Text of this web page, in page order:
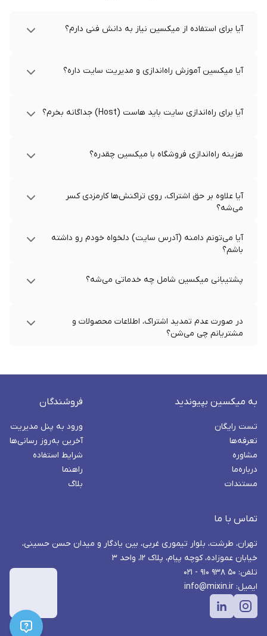
آیا برای استفاده از میکسین نیاز به دانش فنی دارم؟
آیا میکسین آموزش راه‌اندازی و مدیریت سایت داره؟
آیا برای راه‌اندازی سایت باید هاست (Host) جداگانه بخرم؟
هزینه راه‌اندازی فروشگاه با میکسین چقدره؟
آیا علاوه بر حق اشتراک، روی تراکنش‌ها کارمزدی کسر
می‌شه؟
آیا می‌تونم دامنه (آدرس سایت) دلخواه خودم رو داشته
باشم؟
پشتیبانی میکسین شامل چه خدماتی می‌شه؟
در صورت عدم تمدید اشتراک، اطلاعات محصولات و
مشتریانم چی می‌شن؟
به میکسین بپیوندید
تست رایگان
تعرفه‌ها
مشاوره
درباره‌ما
مستندات
فروشندگان
ورود به پنل مدیریت
آخرین به‌روز رسانی‌ها
شرایط استفاده
راهنما
بلاگ
تماس با ما
تهران، طرشت، بلوار تیموری غربی، بین یادگار و میدان حسن حسینی،
خیابان عموزاده، کوچه پیام، پلاک ۱۲، واحد ۳
تلفن: ۵۰ ۹۳۸ ۹۱۰ - ۰۲۱
ایمیل: info@mixin.ir